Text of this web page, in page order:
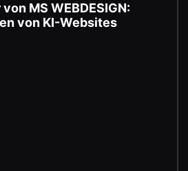
MS WEBDESIGN:
von KI-Websites